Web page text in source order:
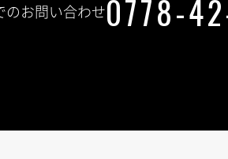
のお問い合わせ0778-